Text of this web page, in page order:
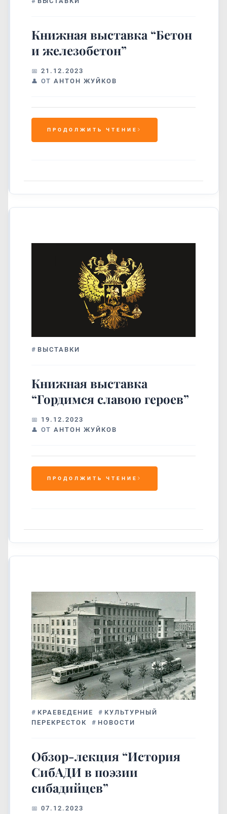
Книжная выставка “Бетон
и железобетон”
21.12.2023
ОТ АНТОН ЖУЙКОВ
ПРОДОЛЖИТЬ ЧТЕНИЕ
# ВЫСТАВКИ
Книжная выставка
“Гордимся славою героев”
19.12.2023
ОТ АНТОН ЖУЙКОВ
ПРОДОЛЖИТЬ ЧТЕНИЕ
# КРАЕВЕДЕНИЕ # КУЛЬТУРНЫЙ
ПЕРЕКРЕСТОК
# НОВОСТИ
Обзор-лекция “История
СибАДИ в поэзии
сибадийцев”
07.12.2023